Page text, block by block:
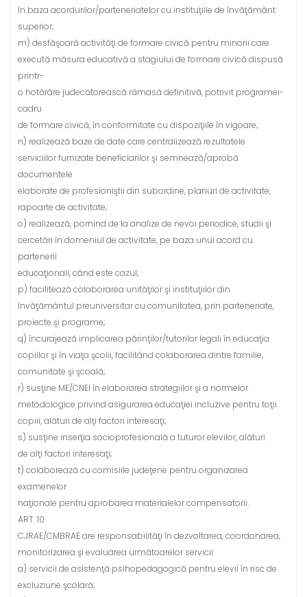
în baza acordurilor/parteneriatelor cu instituţiile de învăţământ
superior;
m) desfăşoară activităţi de formare civică pentru minorii care
execută măsura educativă a stagiului de formare civică dispusă
printr-
o hotărâre judecătorească rămasă definitivă, potrivit programei-
cadru
de formare civică, în conformitate cu dispoziţiile în vigoare;
n) realizează baze de date care centralizează rezultatele
serviciilor furnizate beneficiarilor şi semnează/aprobă
documentele
elaborate de profesioniştii din subordine, planuri de activitate,
rapoarte de activitate;
o) realizează, pornind de la analize de nevoi periodice, studii şi
cercetări în domeniul de activitate, pe baza unui acord cu
partenerii
educaţionali, când este cazul;
p) facilitează colaborarea unităţilor şi instituţiilor din
învăţământul preuniversitar cu comunitatea, prin parteneriate,
proiecte şi programe;
q) încurajează implicarea părinţilor/tutorilor legali în educaţia
copiilor şi în viaţa şcolii, facilitând colaborarea dintre familie,
comunitate şi şcoală;
r) susţine ME/CNEI în elaborarea strategiilor şi a normelor
metodologice privind asigurarea educaţiei incluzive pentru toţii
copiii, alături de alţi factori interesaţi;
s) susţine inserţia socioprofesională a tuturor elevilor, alături
de alţi factori interesaţi;
t) colaborează cu comisiile judeţene pentru organizarea
examenelor
naţionale pentru aprobarea materialelor compensatorii.
ART. 10
CJRAE/CMBRAE are responsabilităţi în dezvoltarea, coordonarea,
monitorizarea şi evaluarea următoarelor servicii:
a) servicii de asistenţă psihopedagogică pentru elevii în risc de
excluziune şcolară;